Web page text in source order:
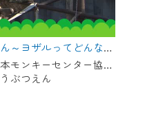
おうちで猿ジョイどうぶつえん～ヨザルってどんなサル？～（2025年1月16日初回放送）
世界屈指のサル類動物園・日本モンキーセンター協力の親子で学べる動物番組。
ぶつえん